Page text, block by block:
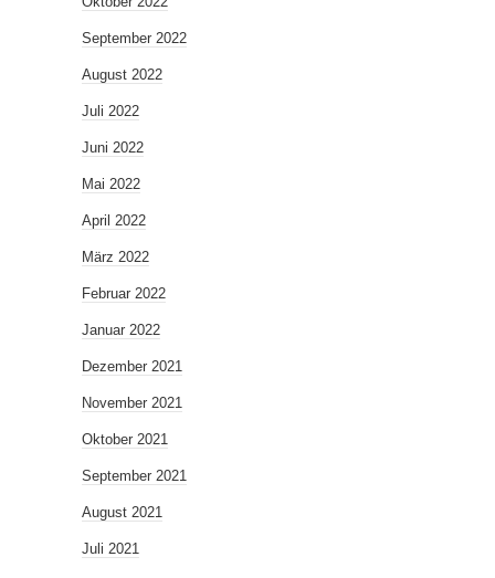
September 2022
August 2022
Juli 2022
Juni 2022
Mai 2022
April 2022
März 2022
Februar 2022
Januar 2022
Dezember 2021
November 2021
Oktober 2021
September 2021
August 2021
Juli 2021